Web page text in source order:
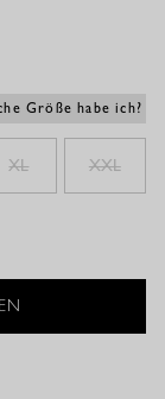
Größe habe ich?
XL XXL